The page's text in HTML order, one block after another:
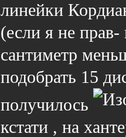
линейки
(если я не
сантиметр
подобрать 15
получилось
кстати , на